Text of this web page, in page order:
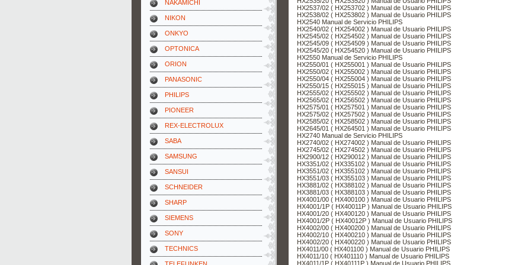
NAKAMICHI
NIKON
ONKYO
OPTONICA
ORION
PANASONIC
PHILIPS
PIONEER
REX-ELECTROLUX
SABA
SAMSUNG
SANSUI
SCHNEIDER
SHARP
SIEMENS
SONY
TECHNICS
HX2537/02 ( HX253702 ) Manual de Usuario PHILIPS
HX2538/02 ( HX253802 ) Manual de Usuario PHILIPS
HX2540 Manual de Servicio PHILIPS
HX2540/02 ( HX254002 ) Manual de Usuario PHILIPS
HX2545/02 ( HX254502 ) Manual de Usuario PHILIPS
HX2545/09 ( HX254509 ) Manual de Usuario PHILIPS
HX2545/20 ( HX254520 ) Manual de Usuario PHILIPS
HX2550 Manual de Servicio PHILIPS
HX2550/01 ( HX255001 ) Manual de Usuario PHILIPS
HX2550/02 ( HX255002 ) Manual de Usuario PHILIPS
HX2550/04 ( HX255004 ) Manual de Usuario PHILIPS
HX2550/15 ( HX255015 ) Manual de Usuario PHILIPS
HX2555/02 ( HX255502 ) Manual de Usuario PHILIPS
HX2565/02 ( HX256502 ) Manual de Usuario PHILIPS
HX2575/01 ( HX257501 ) Manual de Usuario PHILIPS
HX2575/02 ( HX257502 ) Manual de Usuario PHILIPS
HX2585/02 ( HX258502 ) Manual de Usuario PHILIPS
HX2645/01 ( HX264501 ) Manual de Usuario PHILIPS
HX2740 Manual de Servicio PHILIPS
HX2740/02 ( HX274002 ) Manual de Usuario PHILIPS
HX2745/02 ( HX274502 ) Manual de Usuario PHILIPS
HX2900/12 ( HX290012 ) Manual de Usuario PHILIPS
HX3351/02 ( HX335102 ) Manual de Usuario PHILIPS
HX3551/02 ( HX355102 ) Manual de Usuario PHILIPS
HX3551/03 ( HX355103 ) Manual de Usuario PHILIPS
HX3881/02 ( HX388102 ) Manual de Usuario PHILIPS
HX3881/03 ( HX388103 ) Manual de Usuario PHILIPS
HX4001/00 ( HX400100 ) Manual de Usuario PHILIPS
HX4001/1P ( HX40011P ) Manual de Usuario PHILIPS
HX4001/20 ( HX400120 ) Manual de Usuario PHILIPS
HX4001/2P ( HX40012P ) Manual de Usuario PHILIPS
HX4002/00 ( HX400200 ) Manual de Usuario PHILIPS
HX4002/10 ( HX400210 ) Manual de Usuario PHILIPS
HX4002/20 ( HX400220 ) Manual de Usuario PHILIPS
HX4011/00 ( HX401100 ) Manual de Usuario PHILIPS
HX4011/10 ( HX401110 ) Manual de Usuario PHILIPS
HX4011/1P ( HX40111P ) Manual de Usuario PHILIPS